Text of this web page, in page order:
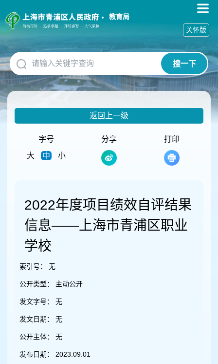
障
碍
作
说
明
跳
到
网
教育局
搜一下
关怀版
返回上一级
字号
大
中 小
分享 打印
2022年度项目绩效自评结果
信息——上海市青浦区职业
学校
索引号： 无
公开类型： 主动公开
发文字号： 无
发文日期： 无
公开主体： 无
发布日期： 2023.09.01